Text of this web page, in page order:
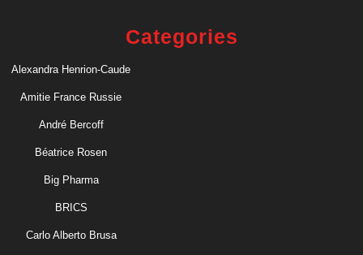
Categories
Alexandra Henrion-Caude
Amitie France Russie
André Bercoff
Béatrice Rosen
Big Pharma
BRICS
Carlo Alberto Brusa